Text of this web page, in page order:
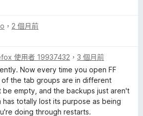
， 2 個月前
使用者 19937432 ， 3 個月前
Now every time you open FF
the tab groups are in different
be empty, and the backups just aren't
totally lost its purpose as being
doing through restarts.